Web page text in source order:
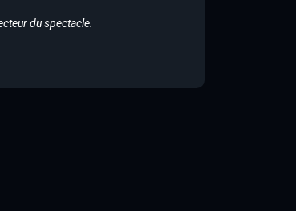
du spectacle.